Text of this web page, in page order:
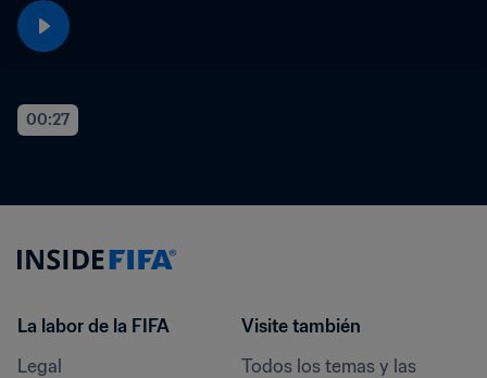
00:27
La labor de la FIFA
Legal
Visite también
Todos los temas y las